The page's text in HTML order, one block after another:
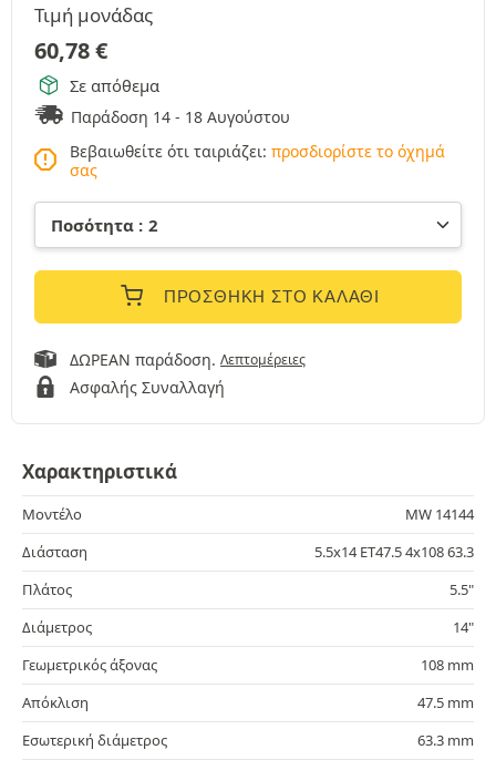
Τιμή μονάδας
60,78€
Σε απόθεμα
Παράδοση 14 - 18 Αυγούστου
Βεβαιωθείτε ότι ταιριάζει: προσδιορίστε το όχημά
σας
ΠΡΟΣΘΉΚΗ ΣΤΟ ΚΑΛΆΘΙ
ΔΩΡΕΑΝ παράδοση. Λεπτομέρειες
Ασφαλής Συναλλαγή
Χαρακτηριστικά
Μοντέλο
MW 14144
Διάσταση
5.5x14 ET47.5 4x108 63.3
Πλάτος
5.5"
Διάμετρος
14"
Γεωμετρικός άξονας
108 mm
Απόκλιση
47.5 mm
Εσωτερική διάμετρος
63.3 mm